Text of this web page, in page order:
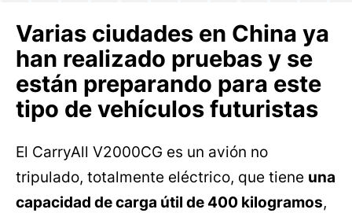
Varias ciudades en China ya
han realizado pruebas y se
están preparando para este
tipo de vehículos futuristas
El CarryAll V2000CG es un avión no
tripulado, totalmente eléctrico, que tiene una
capacidad de carga útil de 400 kilogramos,